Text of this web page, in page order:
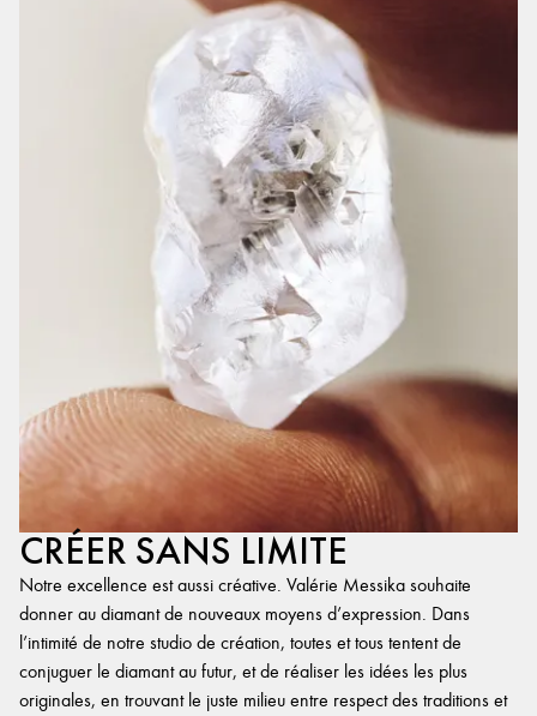
CRÉER SANS LIMITE
Notre excellence est aussi créative. Valérie Messika souhaite
donner au diamant de nouveaux moyens d’expression. Dans
l’intimité de notre studio de création, toutes et tous tentent de
conjuguer le diamant au futur, et de réaliser les idées les plus
originales, en trouvant le juste milieu entre respect des traditions et